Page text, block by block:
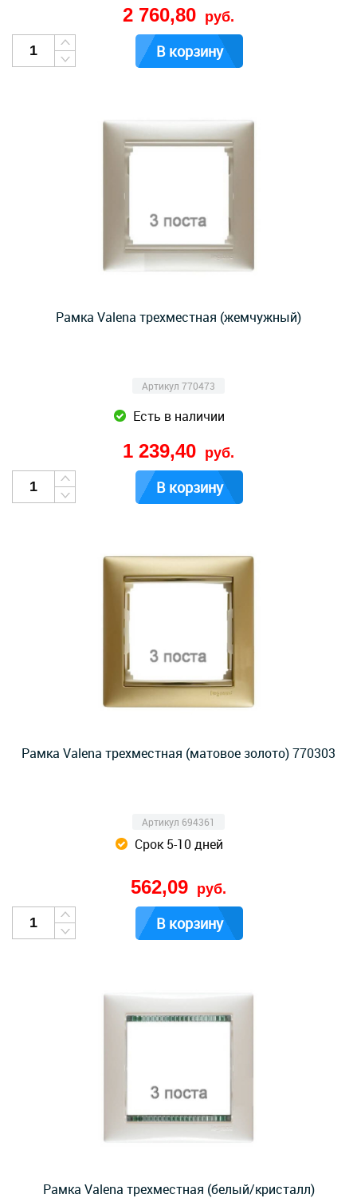
2 760,80 руб.
В корзину
Рамка Valena трехместная (жемчужный)
Артикул 770473
Есть в наличии
1 239,40 руб.
В корзину
Рамка Valena трехместная (матовое золото) 770303
Артикул 694361
Срок 5-10 дней
562,09 руб.
В корзину
Рамка Valena трехместная (белый/кристалл)